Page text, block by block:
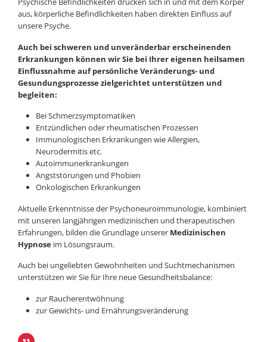
aus, körperliche Befindlichkeiten haben direkten Einfluss auf
unsere Psyche.
Auch bei schweren und unveränderbar erscheinenden
Erkrankungen können wir Sie bei Ihrer eigenen heilsamen
Einflussnahme auf persönliche Veränderungs- und
Gesundungsprozesse zielgerichtet unterstützen und
begleiten:
Bei Schmerzsymptomatiken
Entzündlichen oder rheumatischen Prozessen
Immunologischen Erkrankungen wie Allergien,
Neurodermitis etc.
Autoimmunerkrankungen
Angststörungen und Phobien
Onkologischen Erkrankungen
Aktuelle Erkenntnisse der Psychoneuroimmunologie, kombiniert
mit unseren langjährigen medizinischen und therapeutischen
Erfahrungen, bilden die Grundlage unserer Medizinischen
Hypnoseim Lösungsraum.
Auch bei ungeliebten Gewohnheiten und Suchtmechanismen
unterstützen wir Sie für Ihre neue Gesundheitsbalance:
zur Raucherentwöhnung
zur Gewichts- und Ernährungsveränderung